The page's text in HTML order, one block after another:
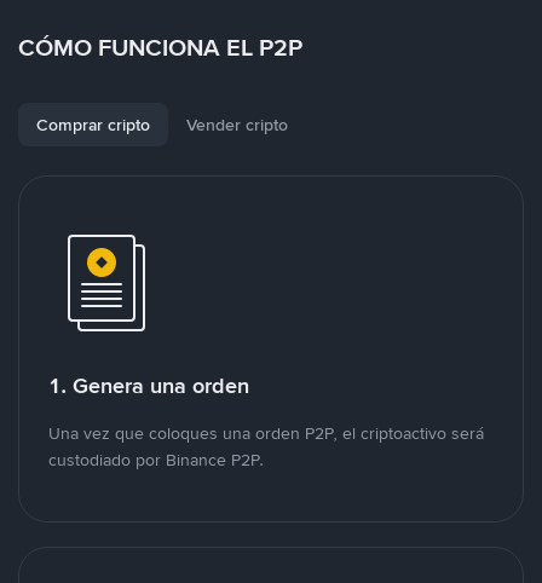
CÓMO FUNCIONA EL P2P
Comprar cripto Vender cripto
1. Genera una orden
Una vez que coloques una orden P2P, el criptoactivo será
custodiado por Binance P2P.